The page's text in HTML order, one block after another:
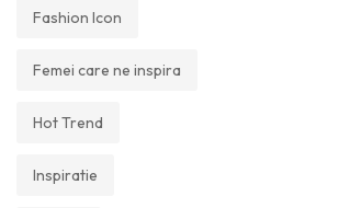
Fashion Icon
Femei care ne inspira
Hot Trend
Inspiratie